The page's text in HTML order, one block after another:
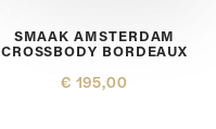
SMAAK AMSTERDAM
CROSSBODY BORDEAUX
€ 195,00